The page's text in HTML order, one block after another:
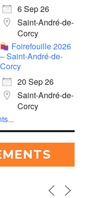
6 Sep 26
Saint-André-de-
Corcy
Foirefouille 2026
– Saint-André-de-
Corcy
20 Sep 26
Saint-André-de-
Corcy